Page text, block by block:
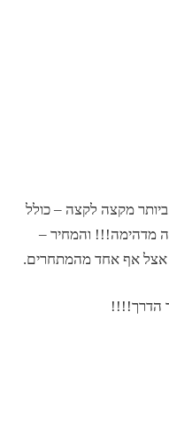
מקצה לקצה – כולל
מדהימה!!! והמחיר –
אצל אף אחד מהמתחרים.
הדרך!!!!